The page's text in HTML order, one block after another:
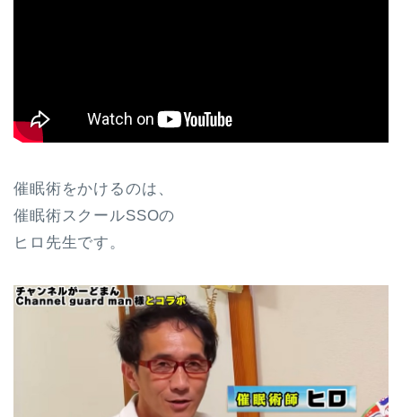
催眠術をかけるのは、
催眠術スクールSSOの
ヒロ先生です。